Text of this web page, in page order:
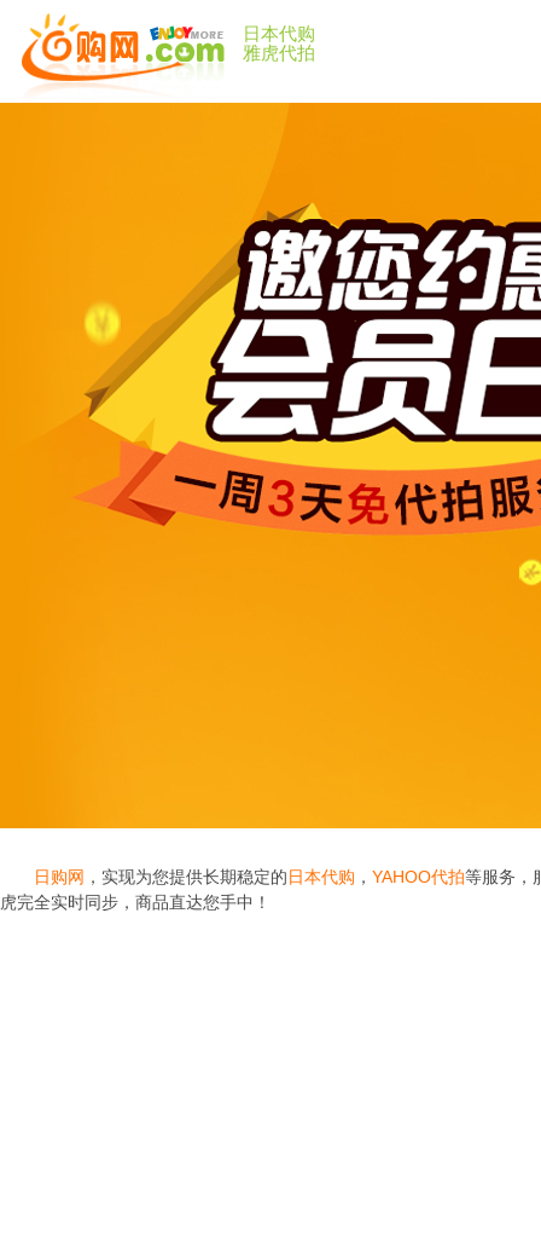
日本代购
雅虎代拍
日购网 ，实现为您提供长期稳定的日本代购 ， YAHOO代拍等服务，
虎完全实时同步，商品直达您手中！